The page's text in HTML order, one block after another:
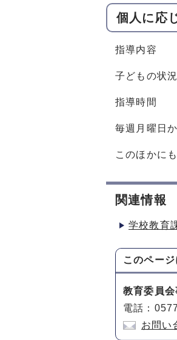
個人に応
指導内容
子どもの状
指導時間
毎週月曜日
このほかに
関連情報
学校教育
このペー
教育委員
電話：
お問い